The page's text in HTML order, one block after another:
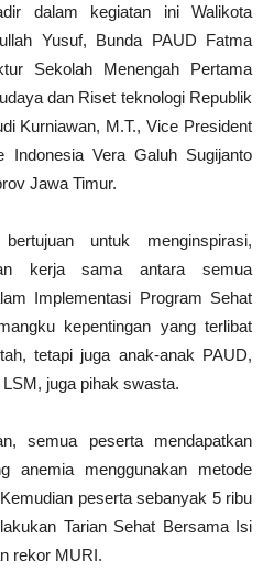
dalam kegiatan ini Walikota
Yusuf, Bunda PAUD Fatma
Sekolah Menengah Pertama
dan Riset teknologi Republik
Kurniawan, M.T., Vice President
Indonesia Vera Galuh Sugijanto
Jawa Timur.
untuk menginspirasi,
kerja sama antara semua
Implementasi Program Sehat
kepentingan yang terlibat
tetapi juga anak-anak PAUD,
juga pihak swasta.
semua peserta mendapatkan
anemia menggunakan metode
peserta sebanyak 5 ribu
Tarian Sehat Bersama Isi
rekor MURI.